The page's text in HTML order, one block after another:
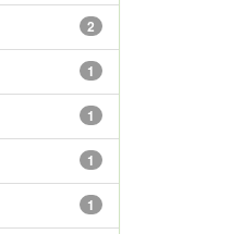
2
1
1
1
1